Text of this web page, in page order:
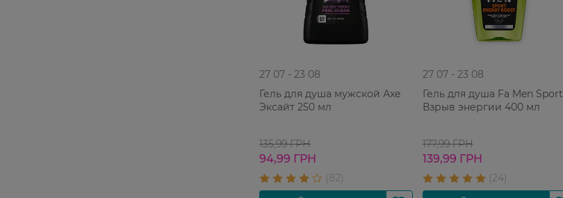
27 07 - 23 08
Гель для душа мужской Аxe
Эксайт 250 мл
135,99 ГРН
94,99 ГРН
27 07 - 23 08
Гель для душа Fa Men Sport
Взрыв энергии 400 мл
177,99 ГРН
139,99 ГРН